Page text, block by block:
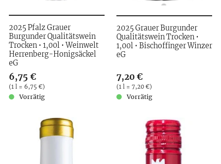
2025 Pfalz Grauer
Burgunder Qualitätswein
Trocken • 1,00l • Weinwelt
Herrenberg-Honigsäckel
eG
Verkaufspreis: 6,75 €
6,75 €
Preis pro (1 l = 6,75 €)
(1 l = 6,75 €)
Vorrätig
2025 Grauer Burgunder
Qualitätswein Trocken •
1,00l • Bischoffinger Winzer
eG
Verkaufspreis: 7,20 €
7,20 €
Preis pro (1 l = 7,20 €)
(1 l = 7,20 €)
Vorrätig